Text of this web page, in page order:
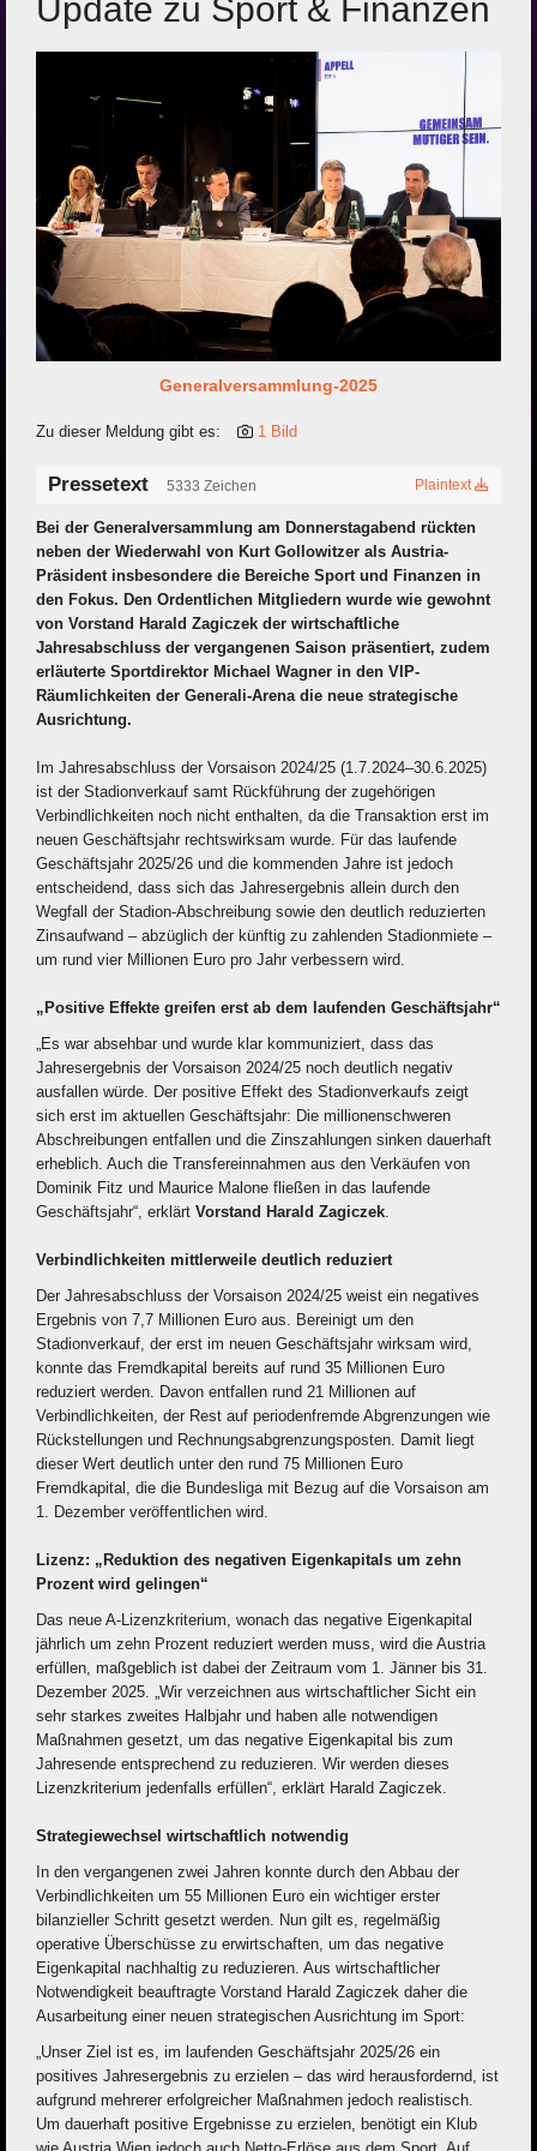
Update zu Sport & Finanzen
Generalversammlung-2025
Zu dieser Meldung gibt es: 1 Bild
Pressetext 5333 Zeichen Plaintext
Bei der Generalversammlung am Donnerstagabend rückten
neben der Wiederwahl von Kurt Gollowitzer als Austria-
Präsident insbesondere die Bereiche Sport und Finanzen in
den Fokus. Den Ordentlichen Mitgliedern wurde wie gewohnt
von Vorstand Harald Zagiczek der wirtschaftliche
Jahresabschluss der vergangenen Saison präsentiert, zudem
erläuterte Sportdirektor Michael Wagner in den VIP-
Räumlichkeiten der Generali-Arena die neue strategische
Ausrichtung.
Im Jahresabschluss der Vorsaison 2024/25 (1.7.2024–30.6.2025)
ist der Stadionverkauf samt Rückführung der zugehörigen
Verbindlichkeiten noch nicht enthalten, da die Transaktion erst im
neuen Geschäftsjahr rechtswirksam wurde. Für das laufende
Geschäftsjahr 2025/26 und die kommenden Jahre ist jedoch
entscheidend, dass sich das Jahresergebnis allein durch den
Wegfall der Stadion-Abschreibung sowie den deutlich reduzierten
Zinsaufwand – abzüglich der künftig zu zahlenden Stadionmiete –
um rund vier Millionen Euro pro Jahr verbessern wird.
„Positive Effekte greifen erst ab dem laufenden Geschäftsjahr“
„Es war absehbar und wurde klar kommuniziert, dass das
Jahresergebnis der Vorsaison 2024/25 noch deutlich negativ
ausfallen würde. Der positive Effekt des Stadionverkaufs zeigt
sich erst im aktuellen Geschäftsjahr: Die millionenschweren
Abschreibungen entfallen und die Zinszahlungen sinken dauerhaft
erheblich. Auch die Transfereinnahmen aus den Verkäufen von
Dominik Fitz und Maurice Malone fließen in das laufende
Geschäftsjahr“, erklärt Vorstand Harald Zagiczek.
Verbindlichkeiten mittlerweile deutlich reduziert
Der Jahresabschluss der Vorsaison 2024/25 weist ein negatives
Ergebnis von 7,7 Millionen Euro aus. Bereinigt um den
Stadionverkauf, der erst im neuen Geschäftsjahr wirksam wird,
konnte das Fremdkapital bereits auf rund 35 Millionen Euro
reduziert werden. Davon entfallen rund 21 Millionen auf
Verbindlichkeiten, der Rest auf periodenfremde Abgrenzungen wie
Rückstellungen und Rechnungsabgrenzungsposten. Damit liegt
dieser Wert deutlich unter den rund 75 Millionen Euro
Fremdkapital, die die Bundesliga mit Bezug auf die Vorsaison am
1. Dezember veröffentlichen wird.
Lizenz: „Reduktion des negativen Eigenkapitals um zehn
Prozent wird gelingen“
Das neue A-Lizenzkriterium, wonach das negative Eigenkapital
jährlich um zehn Prozent reduziert werden muss, wird die Austria
erfüllen, maßgeblich ist dabei der Zeitraum vom 1. Jänner bis 31.
Dezember 2025. „Wir verzeichnen aus wirtschaftlicher Sicht ein
sehr starkes zweites Halbjahr und haben alle notwendigen
Maßnahmen gesetzt, um das negative Eigenkapital bis zum
Jahresende entsprechend zu reduzieren. Wir werden dieses
Lizenzkriterium jedenfalls erfüllen“, erklärt Harald Zagiczek.
Strategiewechsel wirtschaftlich notwendig
In den vergangenen zwei Jahren konnte durch den Abbau der
Verbindlichkeiten um 55 Millionen Euro ein wichtiger erster
bilanzieller Schritt gesetzt werden. Nun gilt es, regelmäßig
operative Überschüsse zu erwirtschaften, um das negative
Eigenkapital nachhaltig zu reduzieren. Aus wirtschaftlicher
Notwendigkeit beauftragte Vorstand Harald Zagiczek daher die
Ausarbeitung einer neuen strategischen Ausrichtung im Sport:
„Unser Ziel ist es, im laufenden Geschäftsjahr 2025/26 ein
positives Jahresergebnis zu erzielen – das wird herausfordernd, ist
aufgrund mehrerer erfolgreicher Maßnahmen jedoch realistisch.
Um dauerhaft positive Ergebnisse zu erzielen, benötigt ein Klub